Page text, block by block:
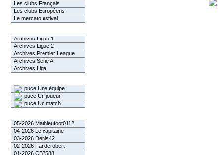
Les clubs Français
Les clubs Européens
Le mercato estival
Archives Ligue 1
Archives Ligue 2
Archives Premier League
Archives Serie A
Archives Liga
Une équipe
Un joueur
Un match
05-2026 Mathieufoot0112
04-2026 Le capitaine
03-2026 Denis42
02-2026 Fanderobert
01-2026 CB7588